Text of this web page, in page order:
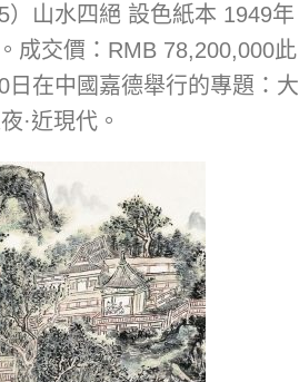
）山水四絕 設色紙本 1949年
成交價：RMB 78,200,000此
日在中國嘉德舉行的專題：大
·近現代。